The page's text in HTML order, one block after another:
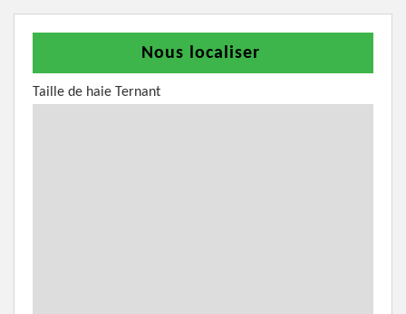
Nous localiser
Taille de haie Ternant